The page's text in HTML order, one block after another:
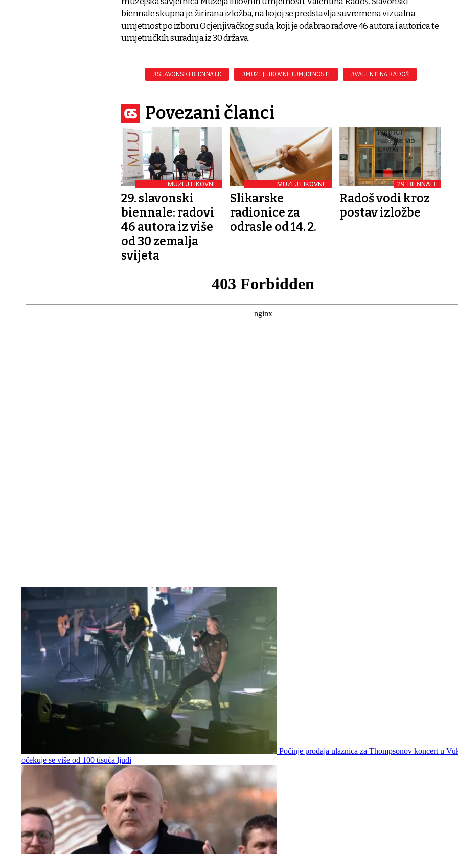
biennale skupna je, žirirana izložba, na kojoj se predstavlja suvremena vizualna
umjetnost po izboru Ocjenjivačkog suda, koji je odabrao radove 46 autora i autorica te
umjetničkih suradnja iz 30 država.
#SLAVONSKI BIENNALE #MUZEJ LIKOVNIH UMJETNOSTI #VALENTINA RADOŠ
Povezani članci
MUZEJ LIKOVNIH
UMJETNOSTI U OSIJEKU
29. slavonski
biennale: radovi
46 autora iz više
od 30 zemalja
svijeta
MUZEJ LIKOVNIH
UMJETNOSTI U OSIJEKU
Slikarske
radionice za
odrasle od 14. 2.
29. BIENNALE
Radoš vodi kroz
postav izložbe
Počinje prodaja ulaznica za Thompsonov koncert u
očekuje se više od 100 tisuća ljudi